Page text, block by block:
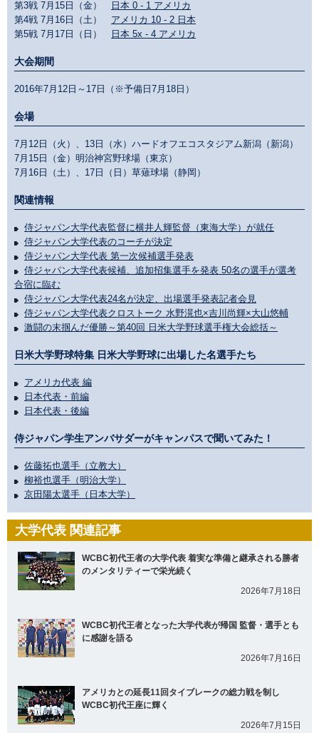
第3戦 7月15日（金）
日本 0 - 1 アメリカ
第4戦 7月16日（土） アメリカ 10 - 2 日本
第5戦 7月17日（日）
日本 5x - 4 アメリカ
大会期間
2016年7月12日～17日（※予備日7月18日）
会場
7月12日（火）、13日（水）ハードオフエコスタジアム新潟（新潟）
7月15日（金）明治神宮野球場（東京）
7月16日（土）、17日（日）草薙球場（静岡）
関連情報
侍ジャパン大学代表監督に横井人輝監督（東海大学）が就任
侍ジャパン大学代表のコーチが決定
侍ジャパン大学代表 第一次候補選手発表
侍ジャパン大学代表候補、追加招集選手を発表 50名の選手が選考
合宿に臨む
侍ジャパン大学代表24名が決定、出場選手発表記者会見
侍ジャパン大学代表クロストーク 水野滉也×吉川尚輝×大山悠輔
激闘の末掴んだ優勝～第40回 日米大学野球選手権大会総括～
日米大学野球特集 日米大学野球に出場した名選手たち
アメリカ代表 編
日本代表・前編
日本代表・後編
侍ジャパン学生アンバサダーがキャンパスで聞いてみた！
佐藤拓也選手（立教大）
柳裕也選手（明治大学）
京田陽太選手（日本大学）
大学代表 関連記事
WCBC初代王者の大学代表 着実な準備と継承される勝者
のメンタリティーで栄光続く
2026年7月18日
WCBC初代王者となった大学代表が帰国 監督・選手とも
に感謝を語る
2026年7月16日
アメリカとの延長11回タイブレークの総力戦を制し
WCBC初代王座に輝く
2026年7月15日